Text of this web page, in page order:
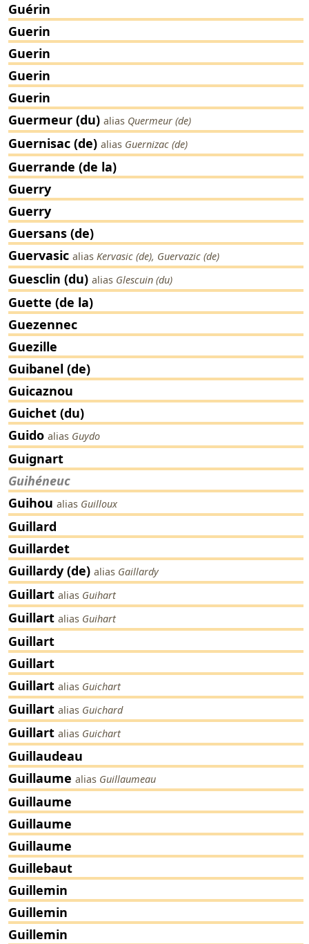
Guérin
Guerin
Guerin
Guerin
Guerin
Guermeur (du) alias Quermeur (de)
Guernisac (de) alias Guernizac (de)
Guerrande (de la)
Guerry
Guerry
Guersans (de)
Guervasic alias Kervasic (de), Guervazic (de)
Guesclin (du) alias Glescuin (du)
Guette (de la)
Guezennec
Guezille
Guibanel (de)
Guicaznou
Guichet (du)
Guido alias Guydo
Guignart
Guihéneuc
Guihou alias Guilloux
Guillard
Guillardet
Guillardy (de) alias Gaillardy
Guillart alias Guihart
Guillart alias Guihart
Guillart
Guillart
Guillart alias Guichart
Guillart alias Guichard
Guillart alias Guichart
Guillaudeau
Guillaume alias Guillaumeau
Guillaume
Guillaume
Guillaume
Guillebaut
Guillemin
Guillemin
Guillemin